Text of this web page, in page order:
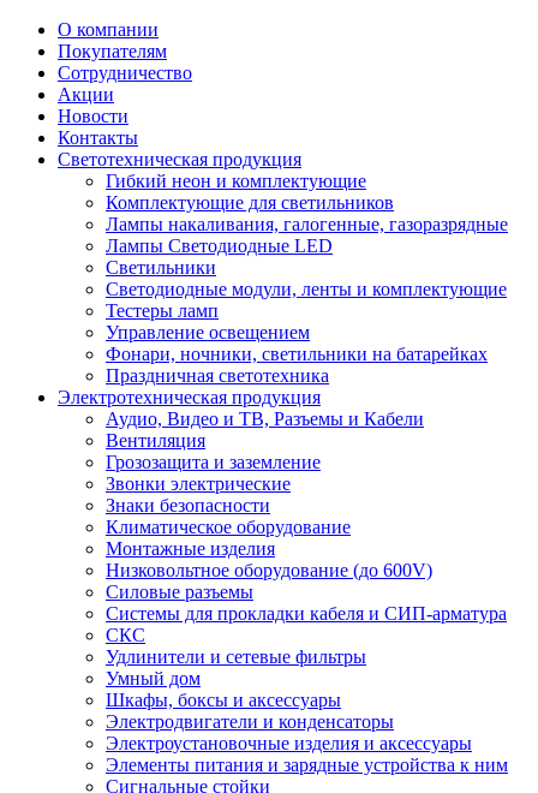
О компании
Покупателям
Сотрудничество
Акции
Новости
Контакты
Светотехническая продукция
Гибкий неон и комплектующие
Комплектующие для светильников
Лампы накаливания, галогенные, газоразрядные
Лампы Светодиодные LED
Светильники
Светодиодные модули, ленты и комплектующие
Тестеры ламп
Управление освещением
Фонари, ночники, светильники на батарейках
Праздничная светотехника
Электротехническая продукция
Аудио, Видео и ТВ, Разъемы и Кабели
Вентиляция
Грозозащита и заземление
Звонки электрические
Знаки безопасности
Климатическое оборудование
Монтажные изделия
Низковольтное оборудование (до 600V)
Силовые разъемы
Системы для прокладки кабеля и СИП-арматура
СКС
Удлинители и сетевые фильтры
Умный дом
Шкафы, боксы и аксессуары
Электродвигатели и конденсаторы
Электроустановочные изделия и аксессуары
Элементы питания и зарядные устройства к ним
Сигнальные стойки